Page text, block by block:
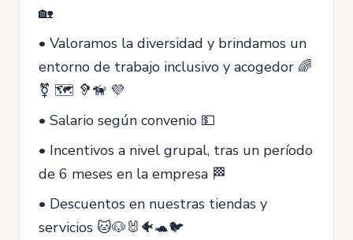
🏡
• Valoramos la diversidad y brindamos un
entorno de trabajo inclusivo y acogedor 🌈
⚧ 🗺 🦻🦮 💜
• Salario según convenio 💵
• Incentivos a nivel grupal, tras un período
de 6 meses en la empresa 🏁
• Descuentos en nuestras tiendas y
servicios 🐱🐶🐰🐠🐢🐦